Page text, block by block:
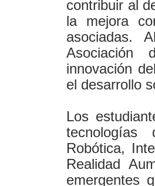
contribuir al
la mejora
asociadas.
Asociación
innovación
el desarrollo
Los
tecnologías
Robótica,
Realidad
emergentes